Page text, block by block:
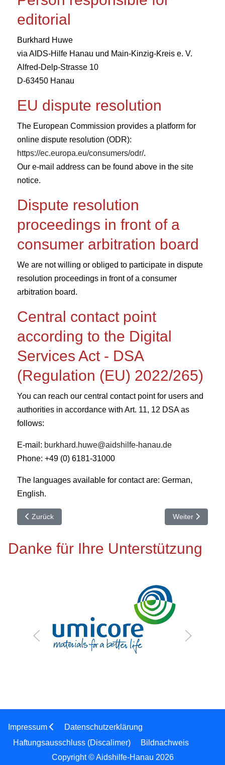
editorial
Burkhard Huwe
via AIDS-Hilfe Hanau und Main-Kinzig-Kreis e. V.
Alfred-Delp-Strasse 10
D-63450 Hanau
EU dispute resolution
The European Commission provides a platform for
online dispute resolution (ODR):
https://ec.europa.eu/consumers/odr/.
Our e-mail address can be found above in the site
notice.
Dispute resolution
proceedings in front of a
consumer arbitration board
We are not willing or obliged to participate in dispute
resolution proceedings in front of a consumer
arbitration board.
Central contact point
according to the Digital
Services Act - DSA
(Regulation (EU) 2022/265)
You can reach our central contact point for users and
authorities in accordance with Art. 11, 12 DSA as
follows:
E-mail: burkhard.huwe@aidshilfe-hanau.de
Phone: +49 (0) 6181-31000
The languages available for contact are: German,
English.
Vorheriger Beitrag: So erreichen Sie uns
Zurück Nächster
Weiter
Danke für Ihre Unterstützung
Impressum
Datenschutzerklärung
Haftungsausschluss (Discalimer)
Bildnachweis
Copyright © Aidshilfe-Hanau 2026